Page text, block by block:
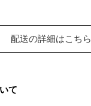
配送の詳細はこちら
て